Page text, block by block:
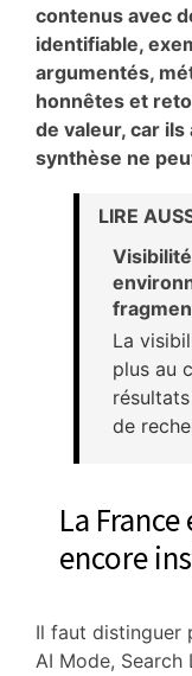
contenus avec
identifiable,
argumentés,
honnêtes et
de valeur, car
synthèse ne
LIRE
La
plus au
de
La
encore
Il faut distinguer
AI Mode, Search